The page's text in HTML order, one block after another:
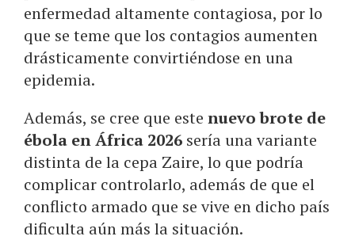
enfermedad altamente contagiosa, por lo
que se teme que los contagios aumenten
drásticamente convirtiéndose en una
epidemia.
Además, se cree que este nuevo brote de
ébola en África 2026 sería una variante
distinta de la cepa Zaire, lo que podría
complicar controlarlo, además de que el
conflicto armado que se vive en dicho país
dificulta aún más la situación.